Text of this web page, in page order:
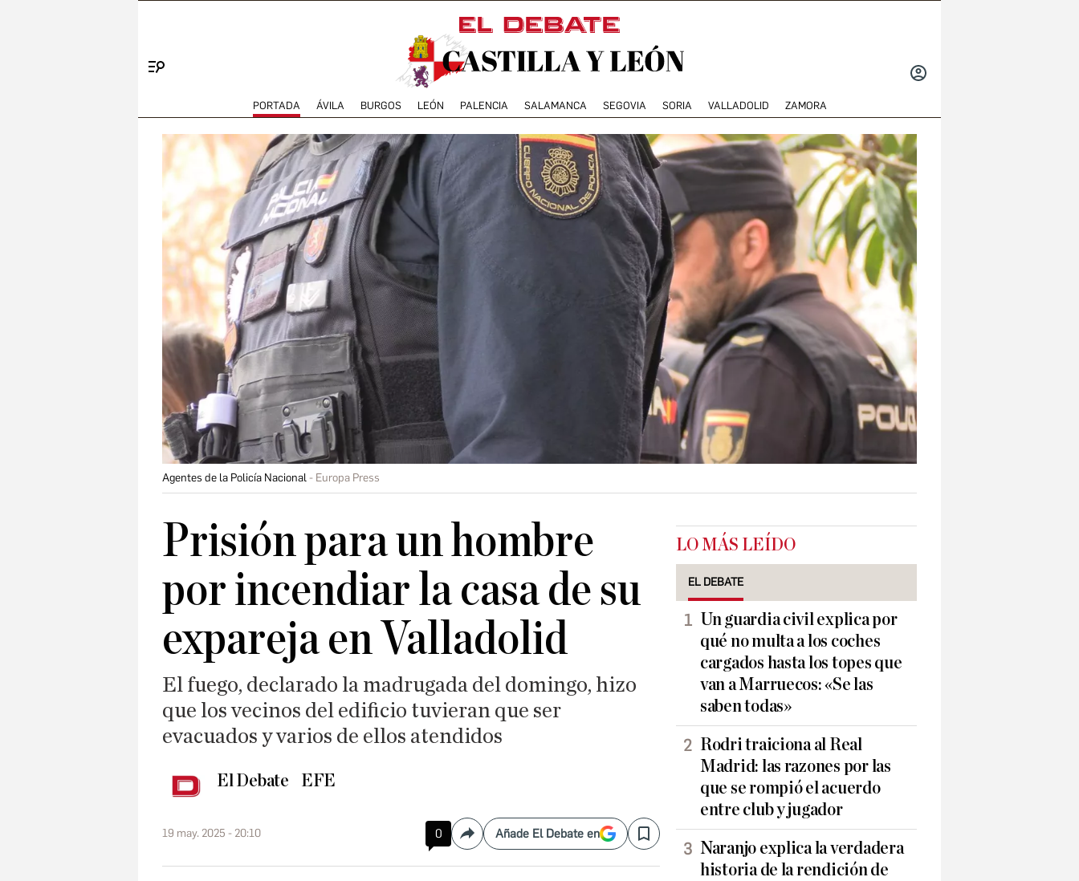
PORTADA ÁVILA BURGOS LEÓN PALENCIA SALAMANCA SEGOVIA SORIA VALLADOLID ZAMORA
Agentes de la Policía Nacional Europa Press
Prisión para un hombre
por incendiar la casa de su
expareja en Valladolid
El fuego, declarado la madrugada del domingo, hizo
que los vecinos del edificio tuvieran que ser
evacuados y varios de ellos atendidos
El Debate EFE
19 may. 2025 - 20:10 0 CompartirAñade El Debate en Save
LO MÁS LEÍDO
EL DEBATE
Un guardia civil explica por
qué no multa a los coches
cargados hasta los topes que
van a Marruecos: «Se las
saben todas»
Rodri traiciona al Real
Madrid: las razones por las
que se rompió el acuerdo
entre club y jugador
Naranjo explica la verdadera
historia de la rendición de